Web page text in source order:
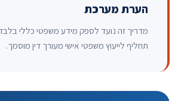
הערת מערכת
מדריך זה נועד לספק מידע משפטי כללי
תחליף לייעוץ משפטי אישי מעורך דין מוסמך.